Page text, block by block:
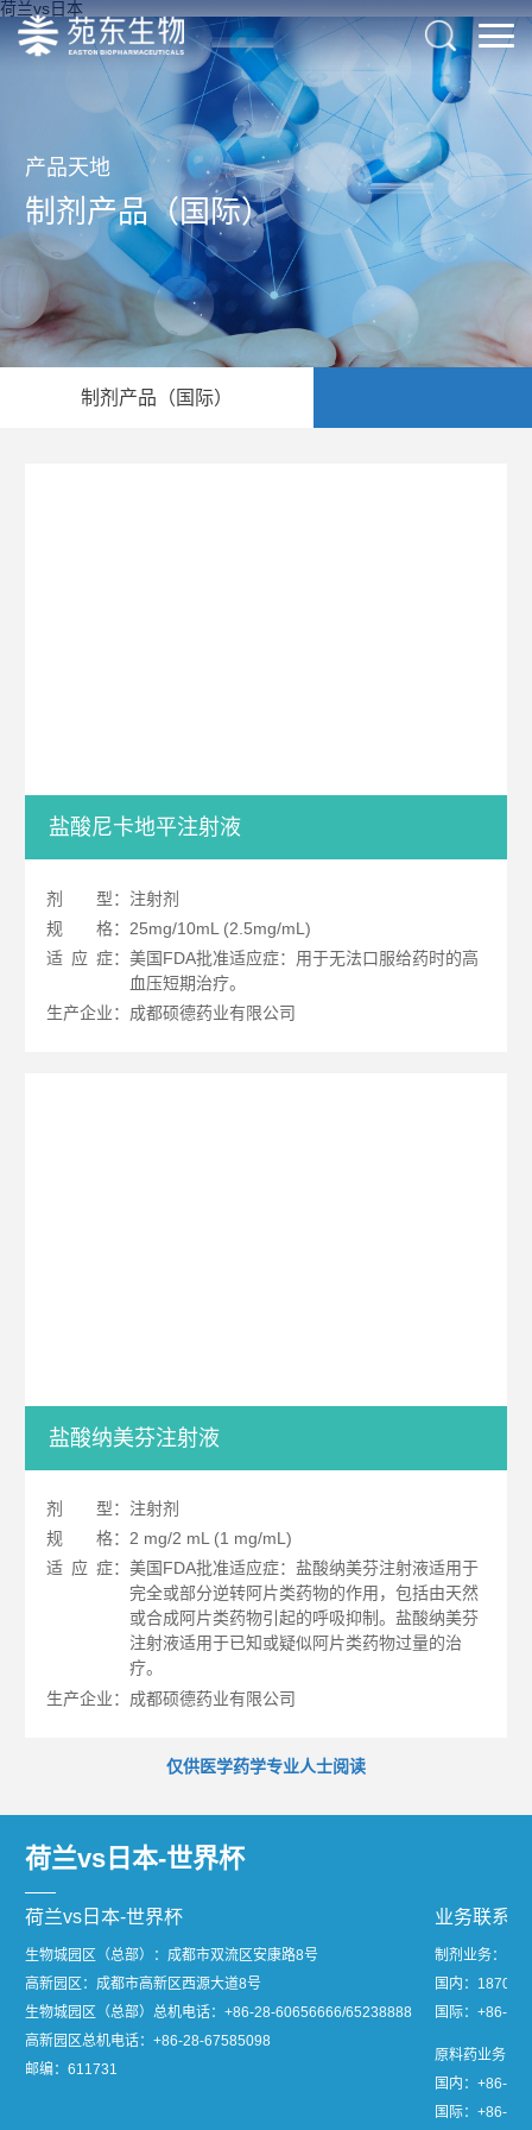
荷兰vs日本
产品天地
制剂产品（国际）
制剂产品（国际）
盐酸尼卡地平注射液
剂
型：注射剂
规
格：25mg/10mL (2.5mg/mL)
适 应 症：美国FDA批准适应症：用于无法口服给药时的高
血压短期治疗。
生产企业：成都硕德药业有限公司
盐酸纳美芬注射液
剂
型：注射剂
规
格：2 mg/2 mL (1 mg/mL)
适 应 症：美国FDA批准适应症：盐酸纳美芬注射液适用于
完全或部分逆转阿片类药物的作用，包括由天然
或合成阿片类药物引起的呼吸抑制。盐酸纳美芬
注射液适用于已知或疑似阿片类药物过量的治
疗。
生产企业：成都硕德药业有限公司
仅供医学药学专业人士阅读
荷兰vs日本-世界杯
荷兰vs日本-世界杯
生物城园区（总部）：成都市双流区安康路8号
高新园区：成都市高新区西源大道8号
生物城园区（总部）总机电话： +86-28-60656666/65238888
高新园区总机电话： +86-28-67585098
邮编：611731
业务联系
制剂业务：
国内：
国际：+86-
原料药业务：
国内：+86-
国际：+86-